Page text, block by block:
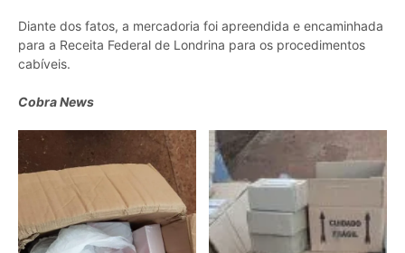
Diante dos fatos, a mercadoria foi apreendida e encaminhada
para a Receita Federal de Londrina para os procedimentos
cabíveis.
Cobra News